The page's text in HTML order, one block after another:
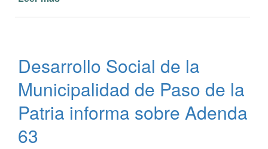
vectorial
contra
dengue
Desarrollo Social de la
Municipalidad de Paso de la
Patria informa sobre Adenda
63